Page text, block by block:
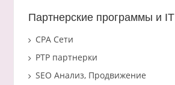
Партнерские программы и IT
CPA Сети
PTP партнерки
SEO Анализ, Продвижение